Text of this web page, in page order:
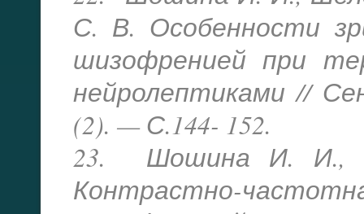
С. В. Особенности
шизофренией при
нейролептиками //
(2). — С.144- 152.
23. Шошина И. И.,
Контрастно-